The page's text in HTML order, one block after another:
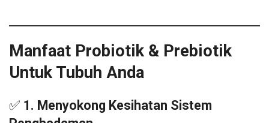
Manfaat Probiotik & Prebiotik
Untuk Tubuh Anda
✅ 1. Menyokong Kesihatan Sistem